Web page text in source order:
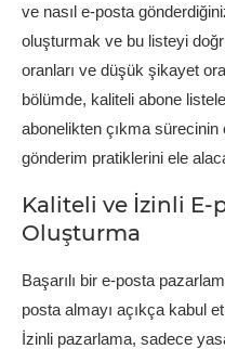
ve nasıl e-posta
oluşturmak ve bu listeyi
oranları ve düşük şikayet
bölümde, kaliteli abone
abonelikten çıkma
gönderim pratiklerini ele
Kaliteli ve İzinli E-
Oluşturma
Başarılı bir e-posta
posta almayı açıkça kabul
İzinli pazarlama, sadece